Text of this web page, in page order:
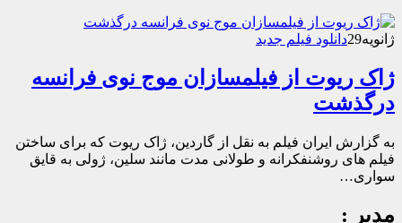
ژانویه29دانلود فیلم جدید
ژاک ریوت از فیلمسازان موج نوی فرانسه
درگذشت
به گزارش ایران فیلم به نقل از گاردین، ژاک ریوت که برای ساختن
فیلم های روشنفکرانه و طولانی مدت مانند سلین، ژولی به قایق
سواری…
مدیر :